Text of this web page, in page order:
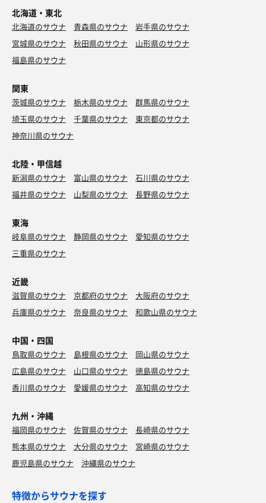
ぶたにぼつけめん
熱もりにて
北海道・東北
北海道のサウナ 青森県のサウナ
岩手県のサウナ
宮城県のサウナ
秋田県のサウナ
山形県のサウナ
福島県のサウナ
関東
茨城県のサウナ 栃木県のサウナ
群馬県のサウナ
埼玉県のサウナ
千葉県のサウナ
東京都のサウナ
神奈川県のサウナ
北陸・甲信越
新潟県のサウナ 富山県のサウナ
石川県のサウナ
福井県のサウナ
山梨県のサウナ 長野県のサウナ
東海
岐阜県のサウナ 静岡県のサウナ
愛知県のサウナ
三重県のサウナ
近畿
滋賀県のサウナ 京都府のサウナ
大阪府のサウナ
兵庫県のサウナ
奈良県のサウナ 和歌山県のサウナ
中国・四国
鳥取県のサウナ 島根県のサウナ
岡山県のサウナ
広島県のサウナ
山口県のサウナ
徳島県のサウナ
香川県のサウナ
愛媛県のサウナ 高知県のサウナ
九州・沖縄
福岡県のサウナ 佐賀県のサウナ
長崎県のサウナ
熊本県のサウナ
大分県のサウナ
宮崎県のサウナ
鹿児島県のサウナ
沖縄県のサウナ
特徴からサウナを探す